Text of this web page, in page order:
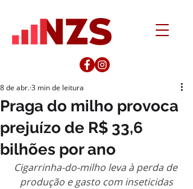
Praga do milho provoca
prejuízo de R$ 33,6
bilhões por ano
8 de abr.3 min de leitura
Cigarrinha-do-milho leva à perda de
produção e gasto com inseticidas